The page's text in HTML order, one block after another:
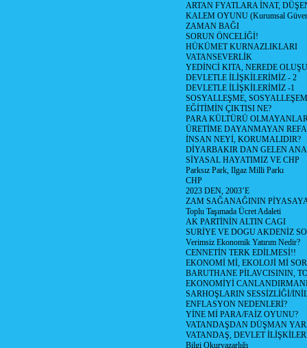
ARTAN FYATLARA İNAT,
KALEM OYUNU (Kurumsal
ZAMAN BAĞI
SORUN ÖNCELİĞİ!
HÜKÜMET KURNAZLIKLARI
VATANSEVERLİK
YEDİNCİ KITA, NEREDE
DEVLETLE İLİŞKİLERİMİZ - 2
DEVLETLE İLİŞKİLERİMİZ -1
SOSYALLEŞME,
EĞİTİMİN ÇIKTISI NE?
PARA KÜLTÜRÜ
ÜRETİME DAYANMAYAN
İNSAN NEYİ, KORUMALIDIR?
DİYARBAKIR DAN GELEN
SİYASAL HAYATIMIZ VE CHP
Parksız Park, Ilgaz Milli Parkı
CHP
2023 DEN, 2003’E
ZAM SAĞANAĞININ
Toplu Taşımada Ücret Adaleti
AK PARTİNİN ALTIN CAGI
SURİYE VE DOGU AKDENİZ
Verimsiz Ekonomik Yatırım Nedir?
CENNETİN TERK EDİLMESİ!!
EKONOMİ Mİ, EKOLOJİ Mİ
BARUTHANE PİLAVCISININ,
EKONOMİYİ
SARHOŞLARIN SESSİZLİĞİ/
ENFLASYON NEDENLERİ?
YİNE Mİ PARA/FAİZ OYUNU?
VATANDAŞDAN DÜŞMAN
VATANDAŞ, DEVLET
Bilgi Okuryazarlığı